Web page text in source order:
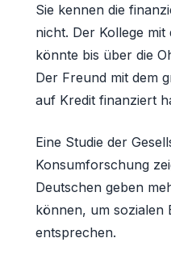
Sie kennen die
nicht. Der Kollege
könnte bis über die
Der Freund mit dem
auf Kredit finanziert
Eine Studie der
Konsumforschung
Deutschen geben
können, um sozialen
entsprechen.